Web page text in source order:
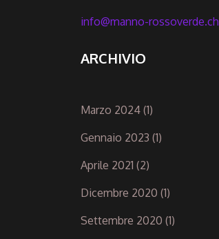
info@manno-rossoverde.ch
ARCHIVIO
Marzo 2024 (1)
Gennaio 2023 (1)
Aprile 2021 (2)
Dicembre 2020 (1)
Settembre 2020 (1)